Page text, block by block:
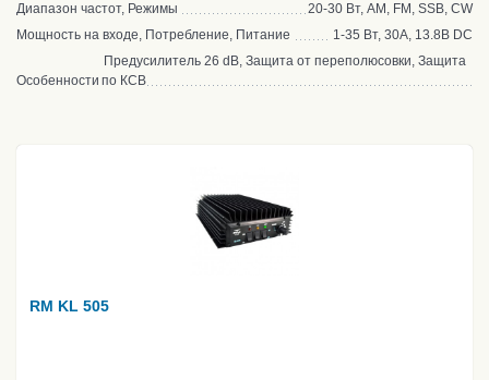
Диапазон частот, Режимы
20-30 Вт, AM, FM, SSB, CW
Мощность на входе, Потребление, Питание
1-35 Вт, 30А, 13.8В DC
Особенности
Предусилитель 26 dB, Защита от переполюсовки, Защита
по КСВ
RM KL 505